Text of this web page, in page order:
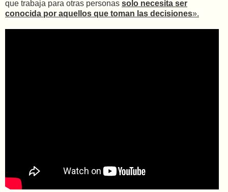
que trabaja para otras personas solo necesita ser
conocida por aquellos que toman las decisiones».